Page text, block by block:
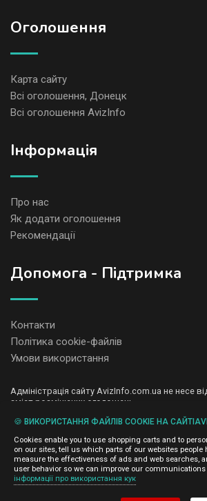
Оголошення
Карта сайту
Всі оголошення, Донецк
Всі оголошення AvizInfo
Iнформація
Про нас
Як додати оголошення
Рекомендації
Допомога - Підтримка
Контакти
Політика cookie-файлів
Умови використання
Адміністрація сайту AvizInfo.com.ua не несе
зміст розміщених оголошень.
і не продаємо особисту інформацію
AvizInfo.com.ua третім особам. Ми не
конфіденційності сайтів на які посилається
деяких сторінках нашого сайту
Adsense Advertising Network. Щоб дізнатися
правила конфіденційності Google
🍪 ВИКОРИСТАННЯ ФАЙЛІВ COOKIE НА
Cookies enable you to use shopping carts and to
on our sites, tell us which parts of our websites people
measure the effectiveness of ads and web searches,
user behavior so we can improve our
інформації про використання кук